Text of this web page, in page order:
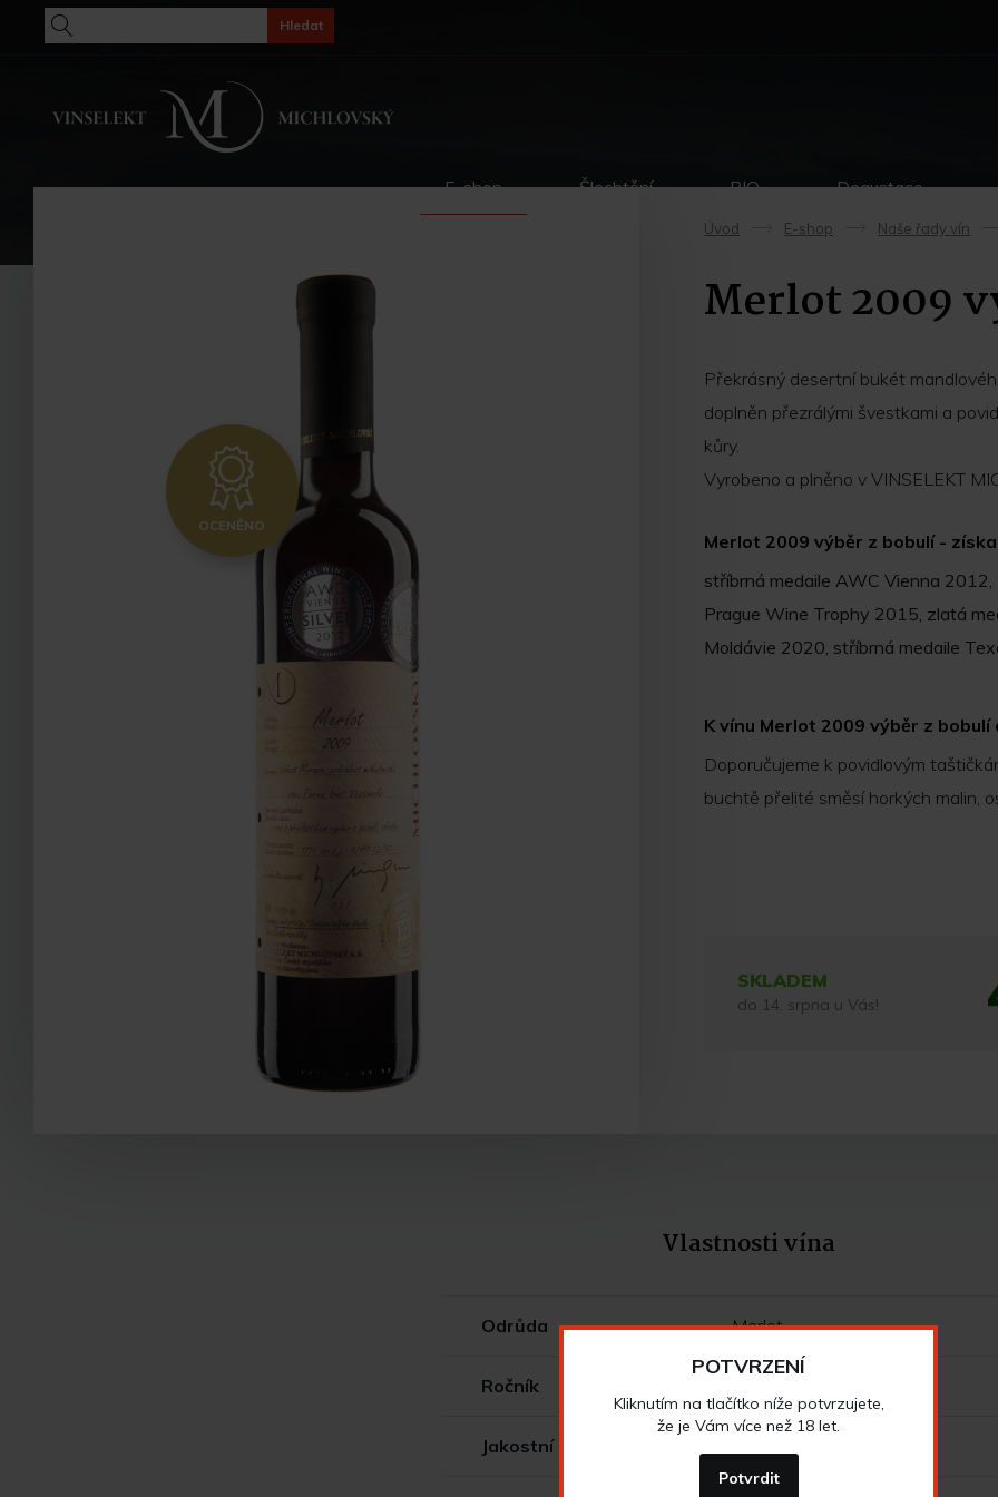
Hledat
E-shop Šlechtění BIO Degustace
Úvod ->
E-shop ->
Naše řady vín
Merlot 2009
Překrásný desertní bukét
doplněn přezrálými švestkami a
kůry.
Vyrobeno a plněno v VINSELEKT
Merlot 2009 výběr z bobulí -
stříbrná medaile AWC Vienna
Prague Wine Trophy 2015, zlatá
Moldávie 2020, stříbrná medaile
K vínu Merlot 2009 výběr z bobulí
Doporučujeme k povidlovým
buchtě přelité směsí horkých malin,
SKLADEM
do 14. srpna u Vás!
OCENĚNO
Vlastnosti vína
Odrůda Merlot
Ročník
Jakostní zatřídění
POTVRZENÍ
Kliknutím na tlačítko níže potvrzujete,
že je Vám více než 18 let.
Potvrdit